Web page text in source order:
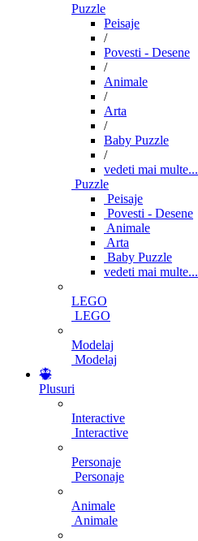
Puzzle
Peisaje
/
Povesti - Desene
/
Animale
/
Arta
/
Baby Puzzle
/
vedeti mai multe...
Puzzle
Peisaje
Povesti - Desene
Animale
Arta
Baby Puzzle
vedeti mai multe...
LEGO
LEGO
Modelaj
Modelaj
Plusuri
Interactive
Interactive
Personaje
Personaje
Animale
Animale